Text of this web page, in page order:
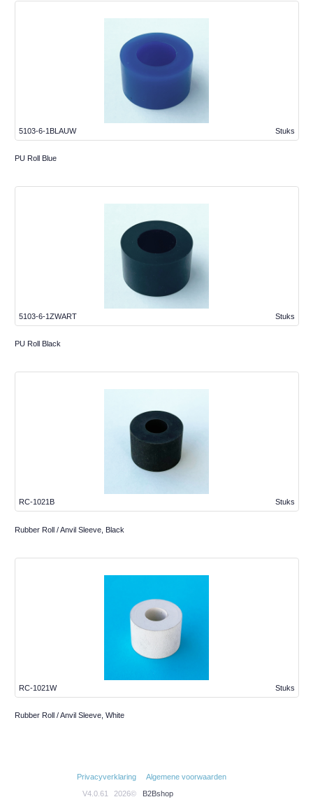
Stuks
5103-6-1BLAUW
PU Roll Blue
Stuks
5103-6-1ZWART
PU Roll Black
Stuks
RC-1021B
Rubber Roll / Anvil Sleeve, Black
Stuks
RC-1021W
Rubber Roll / Anvil Sleeve, White
V4.0.61 2026© B2Bshop
Privacyverklaring Algemene voorwaarden